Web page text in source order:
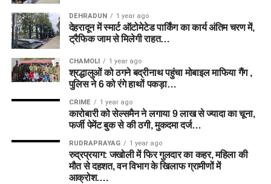
DEHRADUN 1 year ago
देहरादून में स्मार्ट ऑटोमेटेड पार्किंग का कार्य अंतिम चरण में,
ट्रैफिक जाम से मिलेगी राहत…
CHAMOLI 1 year ago
श्रद्धालुओं को ठगने बद्रीनाथ पहुंचा मोबाइल माफिया गैंग ,
पुलिस ने 6 को रंगे हाथों पकड़ा…
CRIME 1 year ago
कारोबारी को सेल्समैन ने लगाया 9 लाख से ज्यादा का चूना,
फर्जी पेमेंट बुक से की ठगी, मुकदमा दर्ज…
RUDRAPRAYAG 1 year ago
रुद्रप्रयाग: जखोली में फिर गुलदार का कहर, महिला की
मौत से दहशत, वन विभाग के खिलाफ ग्रामीणों में
आक्रोश….